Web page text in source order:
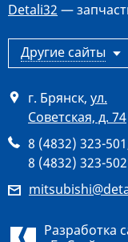
Detali32 —
Другие сайты
г. Брянск, ул.
Советская, д. 74
8 (4832) 323-501
8 (4832) 323-502
Разработка